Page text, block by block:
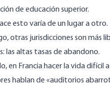
de educación superior.
esto varíade un lugar a
otras jurisdicciones son más
las altas tasas de abandono.
en Francia hacer la vida difícil
hablan de «auditorios